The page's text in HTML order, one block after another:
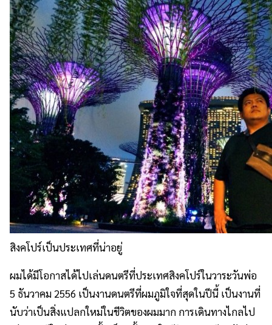
สิงคโปร์เป็นประเทศที่น่าอยู่
ผมได้มีโอกาสได้ไปเล่นดนตรีที่ประเทศสิงคโปร์ในวาระวันพ่อ
5 ธันวาคม 2556 เป็นงานดนตรีที่ผมภูมิใจที่สุดในปีนี้ เป็นงานที่
นับว่าเป็นสิ่งแปลกใหม่ในชีวิตของผมมาก การเดินทางไกลไป